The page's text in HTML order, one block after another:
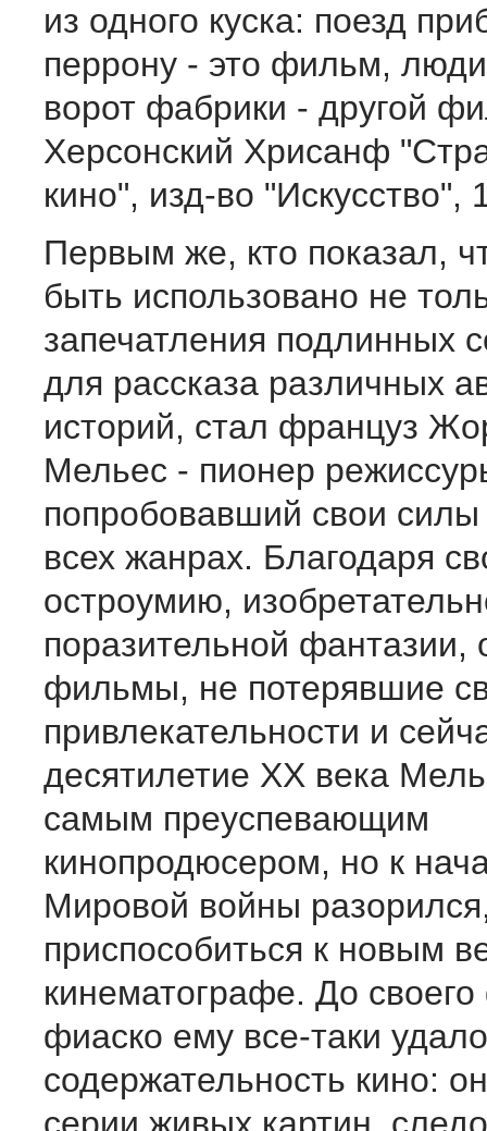
из одного куска: поезд
перрону - это фильм,
ворот фабрики - другой
Херсонский Хрисанф
кино", изд-во "Искусство",
Первым же, кто показал,
быть использовано не
запечатления подлинных
для рассказа различных
историй, стал француз
Мельес - пионер
попробовавший свои силы
всех жанрах. Благодаря
остроумию,
поразительной фантазии,
фильмы, не потерявшие
привлекательности и
десятилетие ХХ века
самым преуспевающим
кинопродюсером, но к
Мировой войны
приспособиться к новым
кинематографе. До
фиаско ему все-таки
содержательность кино: